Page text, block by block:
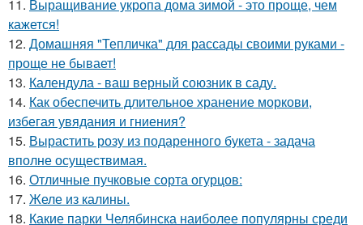
11. Выращивание укропа дома зимой - это проще, чем
кажется!
12. Домашняя "Тепличка" для рассады своими руками -
проще не бывает!
13. Календула - ваш верный союзник в саду.
14. Как обеспечить длительное хранение моркови,
избегая увядания и гниения?
15. Вырастить розу из подаренного букета - задача
вполне осуществимая.
16. Отличные пучковые сорта огурцов:
17. Желе из калины.
18. Какие парки Челябинска наиболее популярны среди